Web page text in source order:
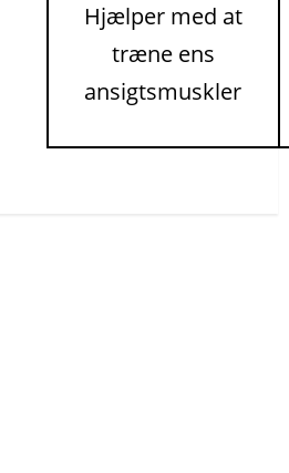
Hjælper med at
træne ens
ansigtsmuskler